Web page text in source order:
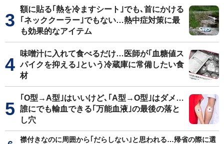
額に貼る｢熱を冷ますシート｣でも､首にかける
｢ネッククーラー｣でもない…熱中症対策に最
も効果的なアイテム
味噌汁に入れて食べるだけ…医師が｢血糖値ス
パイクを抑える｣という冷蔵庫に常備したい食
材
｢O型→A型｣はいいけど､｢A型→O型｣はダメ…
誰にでも輸血できる｢万能血液｣の最後の落と
し穴
襟付きなのに周囲から｢だらしない｣と思われる…帰省の際に選